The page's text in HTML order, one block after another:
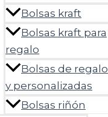
Bolsas kraft
Bolsas kraft para
regalo
Bolsas de regalo
y personalizadas
Bolsas riñón